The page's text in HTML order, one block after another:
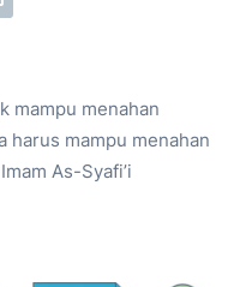
mampu menahan
harus mampu menahan
As-Syafi’i